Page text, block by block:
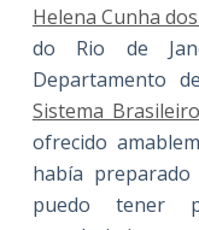
Helena Cunha
do Rio de
Departamento
Sistema
ofrecido
había
puedo tener